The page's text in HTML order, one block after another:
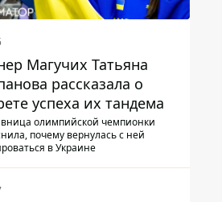
Магучих Татьяна
рассказала о
успеха их тандема
олимпийской чемпионки
почему вернулась с ней
в Украине